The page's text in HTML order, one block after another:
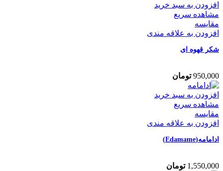
افزودن به سبد خرید
مشاهده سریع
مقایسه
افزودن به علاقه مندی
شکر قهوه ای
950,000 تومان
افزودن به سبد خرید
مشاهده سریع
مقایسه
افزودن به علاقه مندی
ادامامه(Edamame)
1,550,000 تومان